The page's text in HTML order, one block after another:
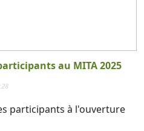
au MITA 2025
participants à l'ouverture